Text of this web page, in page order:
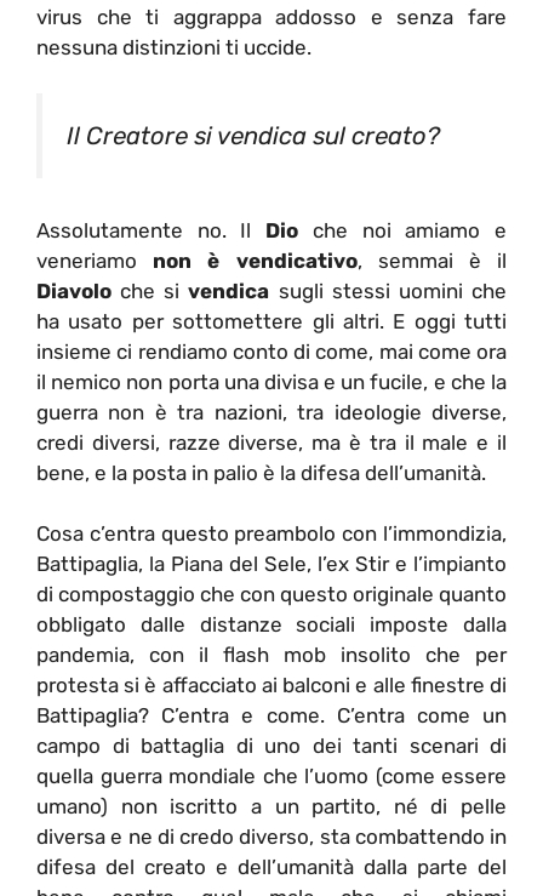
virus che ti aggrappa addosso e senza fare
nessuna distinzioni ti uccide.
Il Creatore si vendica sul creato?
Assolutamente no. Il Dio che noi amiamo e
veneriamo non è vendicativo, semmai è il
Diavolo che sivendica sugli stessi uomini che
ha usato per sottomettere gli altri. E oggi tutti
insieme ci rendiamo conto di come, mai come ora
il nemico non porta una divisa e un fucile, e che la
guerra non è tra nazioni, tra ideologie diverse,
credi diversi, razze diverse, ma è tra il male e il
bene, e la posta in palio è la difesa dell’umanità.
Cosa c’entra questo preambolo con l’immondizia,
Battipaglia, la Piana del Sele, l’ex Stir e l’impianto
di compostaggio che con questo originale quanto
obbligato dalle distanze sociali imposte dalla
pandemia, con il flash mob insolito che per
protesta si è affacciato ai balconi e alle finestre di
Battipaglia? C’entra e come. C’entra come un
campo di battaglia di uno dei tanti scenari di
quella guerra mondiale che l’uomo (come essere
umano) non iscritto a un partito, né di pelle
diversa e ne di credo diverso, sta combattendo in
difesa del creato e dell’umanità dalla parte del